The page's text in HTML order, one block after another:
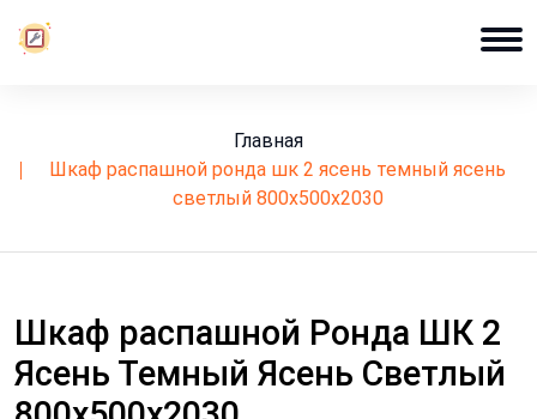
Главная
шкаф распашной ронда шк 2 ясень темный ясень
светлый 800х500х2030
Шкаф распашной Ронда ШК 2
Ясень Темный Ясень Светлый